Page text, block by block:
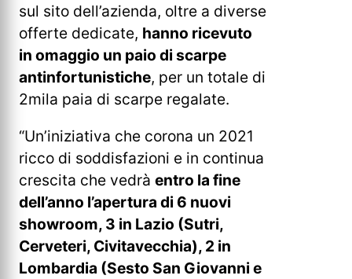
sul sito dell’azienda, oltre a diverse
offerte dedicate, hanno ricevuto
in omaggio un paio di scarpe
antinfortunistiche, per un totale di
2mila paia di scarpe regalate.
“Un’iniziativa che corona un 2021
ricco di soddisfazioni e in continua
crescita che vedrà entro la fine
dell’anno l’apertura di 6 nuovi
showroom, 3 in Lazio (Sutri,
Cerveteri, Civitavecchia), 2 in
Lombardia (Sesto San Giovanni e